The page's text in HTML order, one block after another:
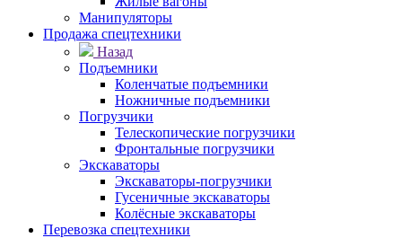
Манипуляторы
Продажа спецтехники
Назад
Подъемники
Коленчатые подъемники
Ножничные подъемники
Погрузчики
Телескопические погрузчики
Фронтальные погрузчики
Экскаваторы
Экскаваторы-погрузчики
Гусеничные экскаваторы
Колёсные экскаваторы
Перевозка спецтехники